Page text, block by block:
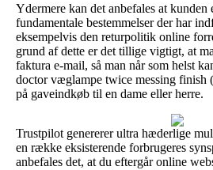
Ydermere kan det anbefales at kunden
fundamentale bestemmelser der har
eksempelvis den returpolitik online
grund af dette er det tillige vigtigt, at
faktura e-mail, så man når som helst
doctor væglampe twice messing finish
på gaveindkøb til en dame eller herre.
Trustpilot genererer ultra hæderlige
en række eksisterende forbrugeres
anbefales det, at du eftergår online